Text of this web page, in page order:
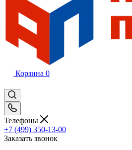
Корзина 0
Телефоны
+7 (499) 350-13-00
Заказать звонок